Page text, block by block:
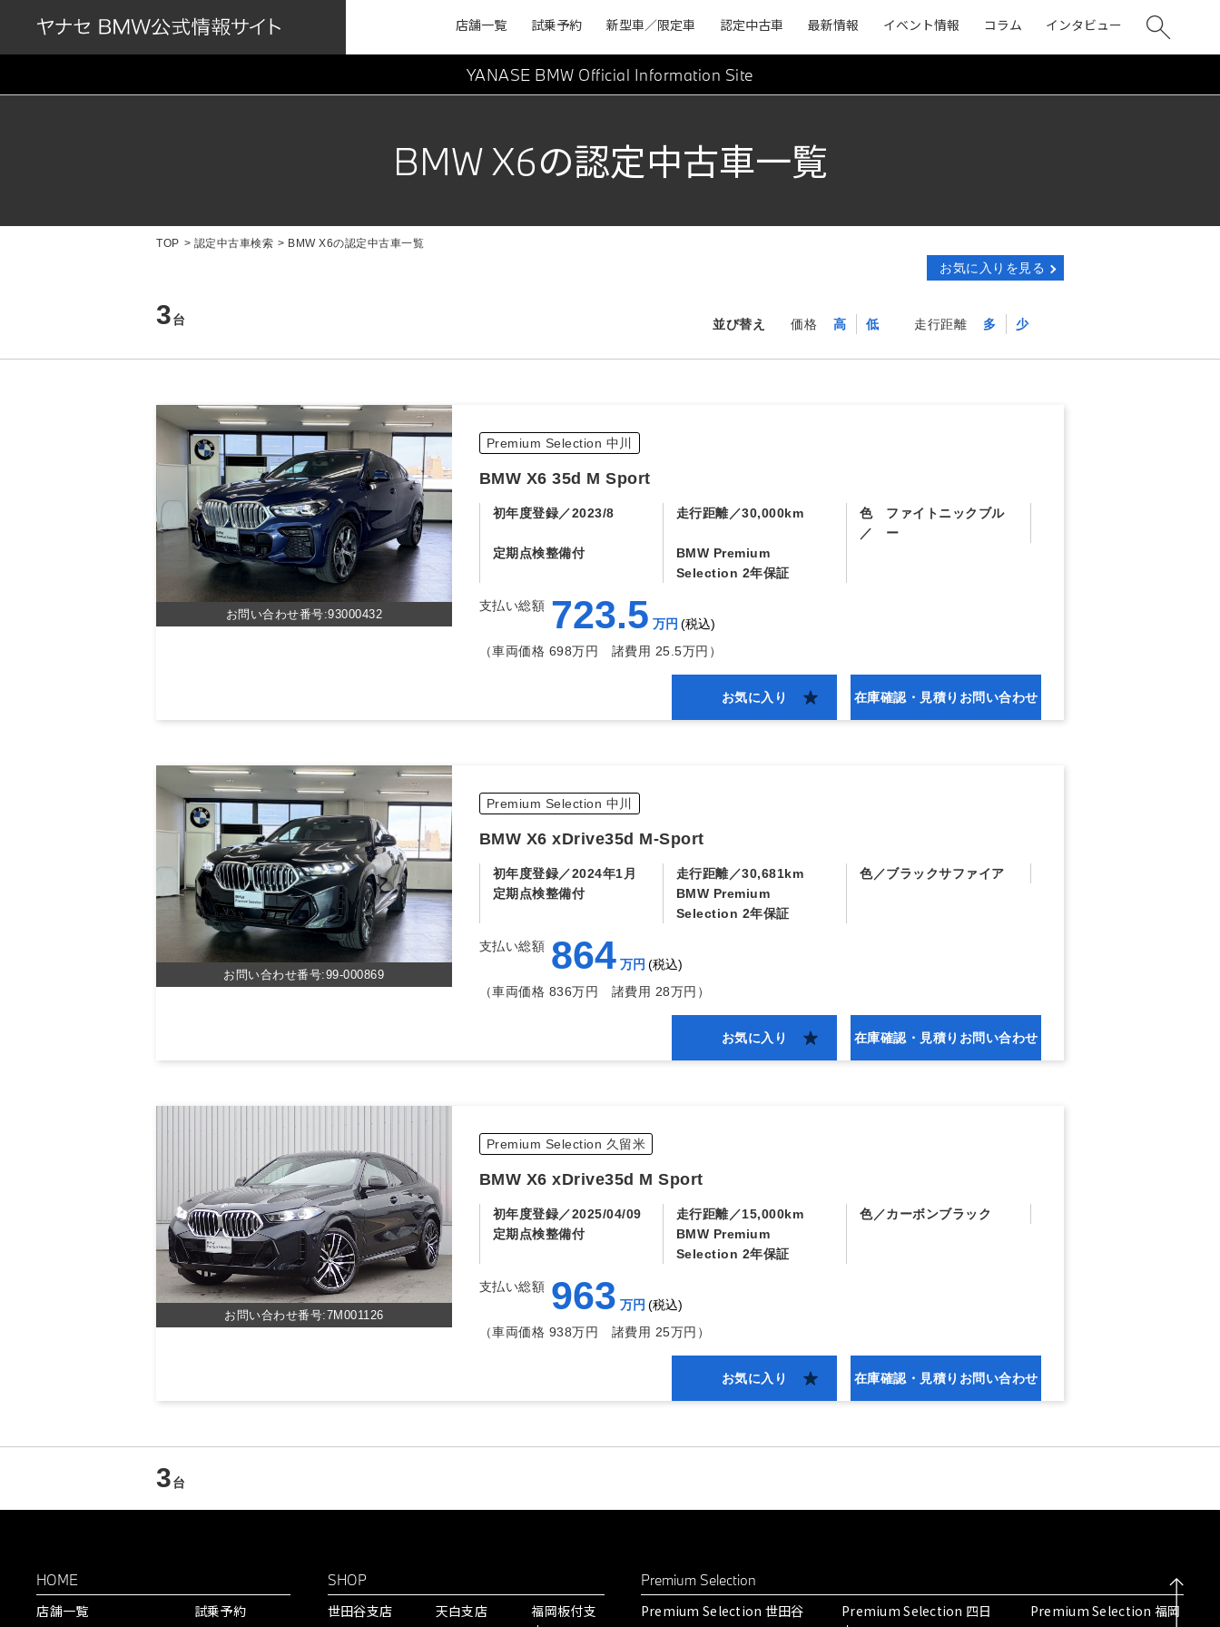
店舗一覧 試乗予約 新型車／限定車 認定中古車 最新情報 イベント情報 コラム インタビュー
YANASE BMW Official Information Site
BMW X6の認定中古車一覧
TOP 認定中古車検索 BMW X6の認定中古車一覧
お気に入りを見る
3台 並び替え 価格 高 低 走行距離 多 少
お問い合わせ番号:93000432
Premium Selection 中川
BMW X6 35d M Sport
初年度登録 2023/8 走行距離 30,000km 色
ファイトニックブル
ー
定期点検整備付
BMW Premium
Selection 2年保証
支払い総額 723.5 万円
税込
（車両価格 698万円
諸費用 25.5万円）
お気に入り 在庫確認・ 見積りお問い合わせ
お問い合わせ番号:99-000869
Premium Selection 中川
BMW X6 xDrive35d M-Sport
初年度登録 2024年1月 走行距離 30,681km 色
ブラックサファイア
定期点検整備付
BMW Premium
Selection 2年保証
支払い総額 864 万円
税込
（車両価格 836万円
諸費用 28万円）
お気に入り 在庫確認・ 見積りお問い合わせ
お問い合わせ番号:7M001126
Premium Selection 久留米
BMW X6 xDrive35d M Sport
初年度登録 2025/04/09 走行距離 15,000km 色
カーボンブラック
定期点検整備付
BMW Premium
Selection 2年保証
支払い総額 963 万円
税込
（車両価格 938万円
諸費用 25万円）
お気に入り 在庫確認・ 見積りお問い合わせ
3台
HOME
店舗一覧
試乗予約
SHOP
世田谷支店
天白支店
福岡板付支
Premium Selection
Premium Selection 世田谷
Premium Selection 四日
Premium Selection 福岡